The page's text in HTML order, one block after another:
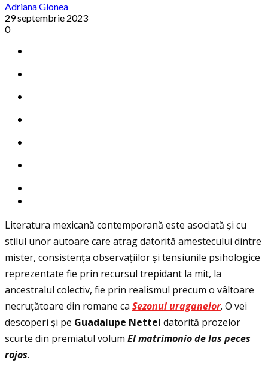
Adriana Gionea
29 septembrie 2023
0
Literatura mexicană contemporană este asociată și cu
stilul unor autoare care atrag datorită amestecului dintre
mister, consistența observațiilor și tensiunile psihologice
reprezentate fie prin recursul trepidant la mit, la
ancestralul colectiv, fie prin realismul precum o vâltoare
necruțătoare din romane ca Sezonul uraganelor. O vei
descoperi și pe Guadalupe Nettel datorită prozelor
scurte din premiatul volum El matrimonio de las peces
rojos.